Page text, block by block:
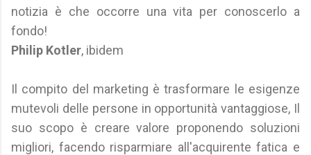
notizia è che occorre una vita per conoscerlo a
fondo!
Philip Kotler, ibidem
Il compito del marketing è trasformare le esigenze
mutevoli delle persone in opportunità vantaggiose, Il
suo scopo è creare valore proponendo soluzioni
migliori, facendo risparmiare all'acquirente fatica e